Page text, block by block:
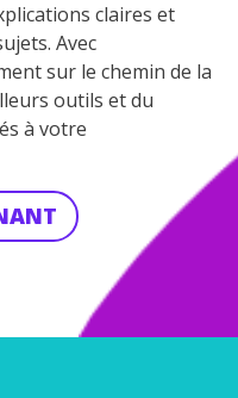
claires et
Avec
sur le chemin de la
outils et du
à votre